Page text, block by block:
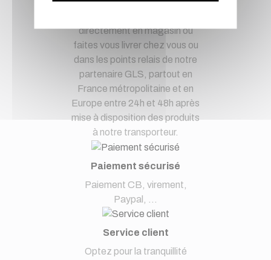
directement en magasin ou
faites vous livrer chez vous ou
dans les points relais de notre
partenaire GLS, partout en
France métropolitaine et en
Europe entre 24h et 48h après
mise à disposition des produits
à notre transporteur.
Paiement sécurisé
Paiement CB, virement,
Paypal, ...
Service client
Optez pour la tranquillité